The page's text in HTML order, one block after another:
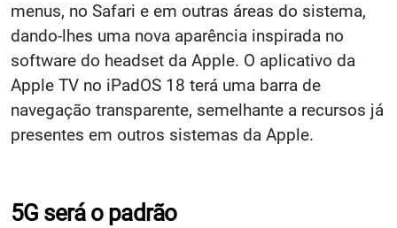
menus, no Safari e em outras áreas do sistema,
dando-lhes uma nova aparência inspirada no
software do headset da Apple. O aplicativo da
Apple TV no iPadOS 18 terá uma barra de
navegação transparente, semelhante a recursos já
presentes em outros sistemas da Apple.
5G será o padrão